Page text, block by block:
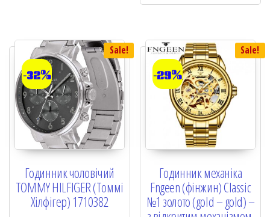
f
Sale!
-32%
Годинник чоловічий
TOMMY HILFIGER (Томмі
Хілфігер) 1710382
Sale!
-29%
Годинник механіка
Fngeen (фінжин) Classic
№1 золото (gold – gold) –